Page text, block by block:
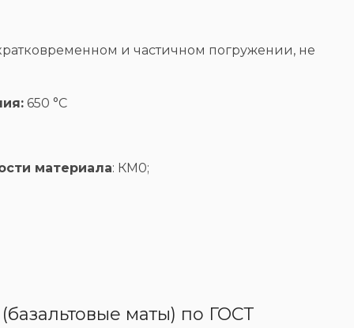
и частичном погружении, не
650 °С
материала: КМ0;
маты) по ГОСТ